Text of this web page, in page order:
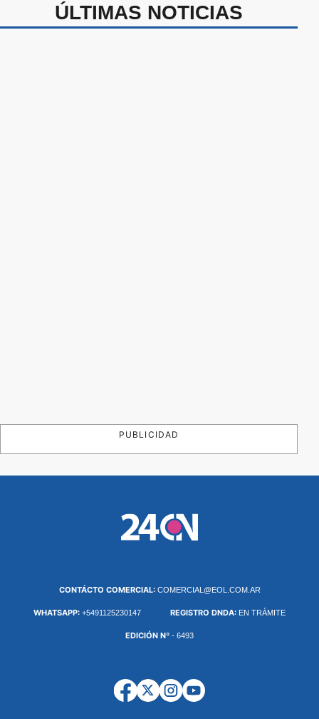
ÚLTIMAS NOTICIAS
PUBLICIDAD
CONTÁCTO COMERCIAL: COMERCIAL@EOL.COM.AR
WHATSAPP: +5491125230147 REGISTRO DNDA: EN TRÁMITE
EDICIÓN Nº - 6493